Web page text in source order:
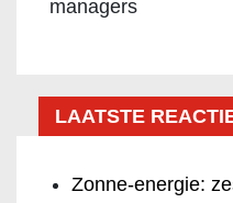
managers
LAATSTE
Zonne-energie: